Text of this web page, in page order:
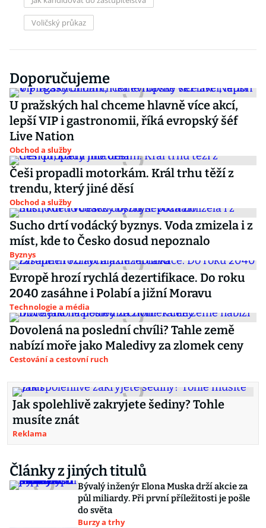
Voličský průkaz
Doporučujeme
U pražských hal chceme hlavně více akcí,
lepší VIP i gastronomii, říká evropský šéf
Live Nation
Obchod a služby
Češi propadli motorkám. Král trhu těží z
trendu, který jiné děsí
Obchod a služby
Sucho drtí vodácký byznys. Voda zmizela i z
míst, kde to Česko dosud nepoznalo
Byznys
Evropě hrozí rychlá dezertifikace. Do roku
2040 zasáhne i Polabí a jižní Moravu
Technologie a média
Dovolená na poslední chvíli? Tahle země
nabízí moře jako Maledivy za zlomek ceny
Cestování a cestovní ruch
Jak spolehlivě zakryjete šediny? Tohle
musíte znát
Reklama
Články z jiných titulů
Bývalý inženýr Elona Muska drží akcie za
půl miliardy. Při první příležitosti je pošle
do světa
Burzy a trhy